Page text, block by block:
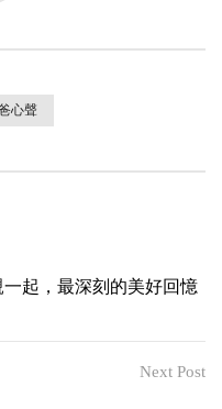
心聲
起，最深刻的美好回憶
Next Post